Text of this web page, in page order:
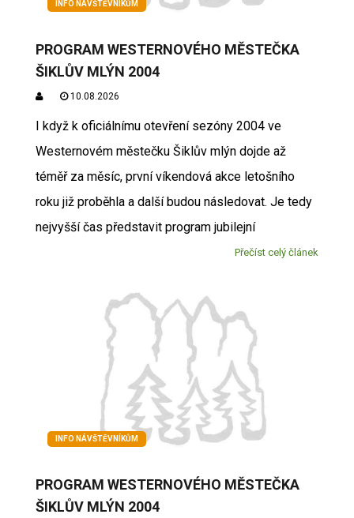
INFO NÁVŠTĚVNÍKŮM
PROGRAM WESTERNOVÉHO MĚSTEČKA
ŠIKLŮV MLÝN 2004
10.08.2026
I když k oficiálnímu otevření sezóny 2004 ve
Westernovém městečku Šiklův mlýn dojde až
téměř za měsíc, první víkendová akce letošního
roku již proběhla a další budou následovat. Je tedy
nejvyšší čas představit program jubilejní
Přečíst celý článek
INFO NÁVŠTĚVNÍKŮM
PROGRAM WESTERNOVÉHO MĚSTEČKA
ŠIKLŮV MLÝN 2004